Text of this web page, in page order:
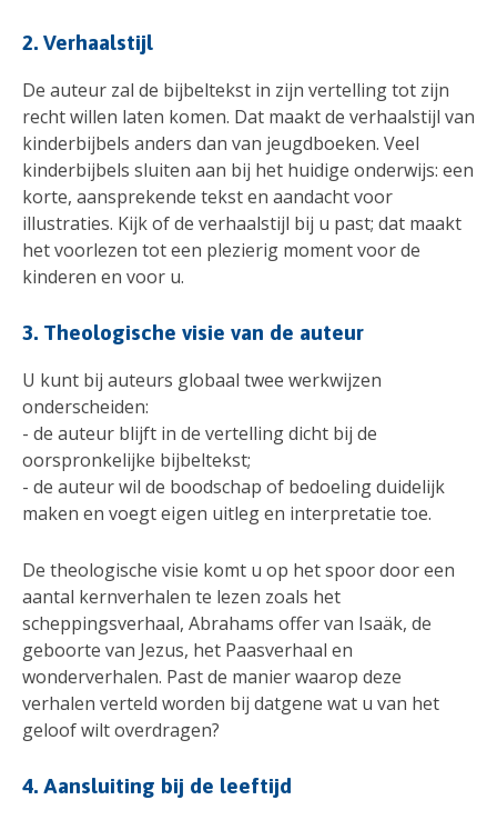
2. Verhaalstijl
De auteur zal de bijbeltekst in zijn vertelling tot zijn
recht willen laten komen. Dat maakt de verhaalstijl van
kinderbijbels anders dan van jeugdboeken. Veel
kinderbijbels sluiten aan bij het huidige onderwijs: een
korte, aansprekende tekst en aandacht voor
illustraties. Kijk of de verhaalstijl bij u past; dat maakt
het voorlezen tot een plezierig moment voor de
kinderen en voor u.
3. Theologische visie van de auteur
U kunt bij auteurs globaal twee werkwijzen
onderscheiden:
- de auteur blijft in de vertelling dicht bij de
oorspronkelijke bijbeltekst;
- de auteur wil de boodschap of bedoeling duidelijk
maken en voegt eigen uitleg en interpretatie toe.
De theologische visie komt u op het spoor door een
aantal kernverhalen te lezen zoals het
scheppingsverhaal, Abrahams offer van Isaäk, de
geboorte van Jezus, het Paasverhaal en
wonderverhalen. Past de manier waarop deze
verhalen verteld worden bij datgene wat u van het
geloof wilt overdragen?
4. Aansluiting bij de leeftijd